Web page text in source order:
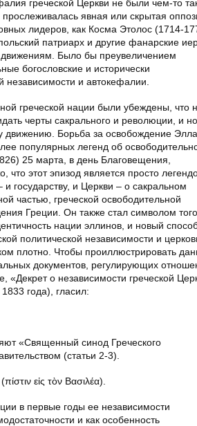
греческой Церкви не были чем-то
явная или скрытая
лидеров, как Косма Этолос (1714-
патриарх и другие фанарские
Было бы преувеличением
богословские и исторически
и автокефалии.
греческой нации были убеждены, что
черты сакрального и революции, и
движению. Борьба за освобождение
популярных легенд об
25 марта, в день Благовещения,
этот эпизод является просто
государству, и Церкви – о сакральном
частью, греческой освободительной
Греции. Он также стал символом
нации эллинов, и новый
политической независимости и
плотно. Чтобы проиллюстрировать
документов, регулирующих
«Декрет о независимости греческой
года), гласил:
«Священный синод Греческого
(статьи 2-3).
εἰς τὸν Βασιλέα).
в первые годы ее независимости
и как особенность